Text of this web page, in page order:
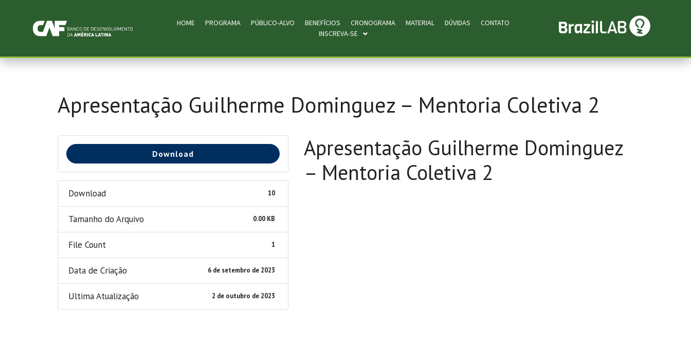
HOME PROGRAMA PÚBLICO-ALVO BENEFÍCIOS CRONOGRAMA MATERIAL DÚVIDAS
CONTATO
INSCREVA-SE
Apresentação Guilherme Dominguez – Mentoria Coletiva 2
Download
Download 10
Tamanho do Arquivo 0.00 KB
File Count 1
Data de Criação 6 de setembro de 2023
Ultima Atualização 2 de outubro de 2023
Apresentação Guilherme Dominguez
– Mentoria Coletiva 2